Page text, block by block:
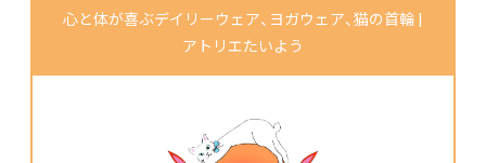
心と体が喜ぶデイリーウェア、ヨガウェア、猫の首輪 |
アトリエたいよう